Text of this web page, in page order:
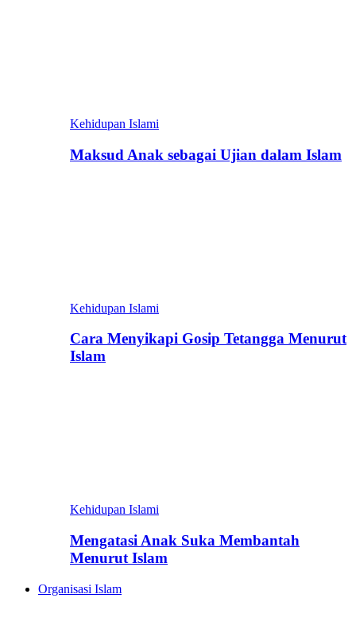
Kehidupan Islami
Maksud Anak sebagai Ujian dalam Islam
Kehidupan Islami
Cara Menyikapi Gosip Tetangga Menurut
Islam
Kehidupan Islami
Mengatasi Anak Suka Membantah
Menurut Islam
Organisasi Islam